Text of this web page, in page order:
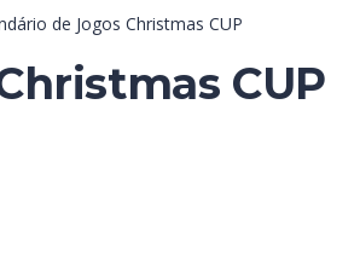
de Jogos Christmas CUP
CUP